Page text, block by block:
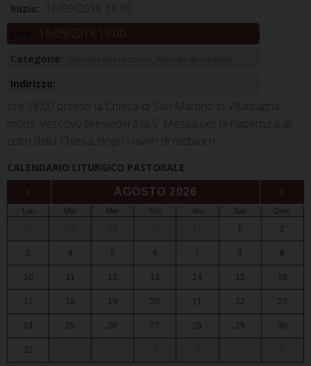
Inizio: 16/09/2018 18:00
16/09/2018 19:00
Categorie:
Indirizzo:
ore 18,00 presso la Chiesa di San Martino in Villamagna
mons. Vescovo presiederà la S. Messa per la riapertura al
culto della Chiesa, dopo i lavori di restauro
CALENDARIO LITURGICO PASTORALE
‹ AGOSTO 2026 ›
Lun Mar Mer Gio Ven Sab Dom
1 2
3 4 5 6 7 8 9
10 11 12 13 14 15 16
17 18 19 20 21 22 23
24 25 26 27 28 29 30
31